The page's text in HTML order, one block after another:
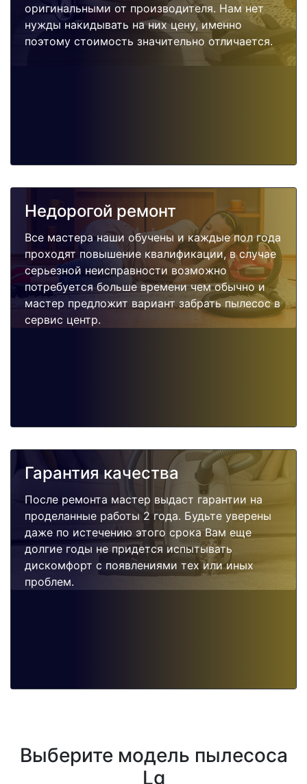
оригинальными от производителя. Нам нет
нужды накидывать на них цену, именно
поэтому стоимость значительно отличается.
Недорогой ремонт
Все мастера наши обучены и каждые пол года
проходят повышение квалификации, в случае
серьезной неисправности возможно
потребуется больше времени чем обычно и
мастер предложит вариант забрать пылесос в
сервис центр.
Гарантия качества
После ремонта мастер выдаст гарантии на
проделанные работы 2 года. Будьте уверены
даже по истечению этого срока Вам еще
долгие годы не придется испытывать
дискомфорт с появлениями тех или иных
проблем.
Выберите модель пылесоса
Lg